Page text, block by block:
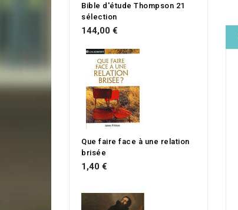
Bible d'étude Thompson 21
sélection
144,00 €
Que faire face à une relation
brisée
1,40 €